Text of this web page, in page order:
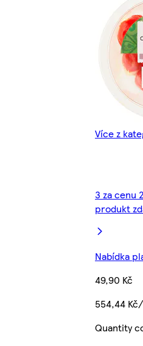
Více z
3 za cenu
produkt
Nabídka
49,90 Kč
554,44
Quantity